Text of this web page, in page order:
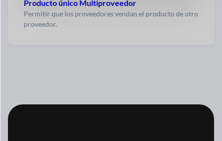
Producto único Multiproveedor
Permitir que los proveedores vendan el producto de otro
proveedor.